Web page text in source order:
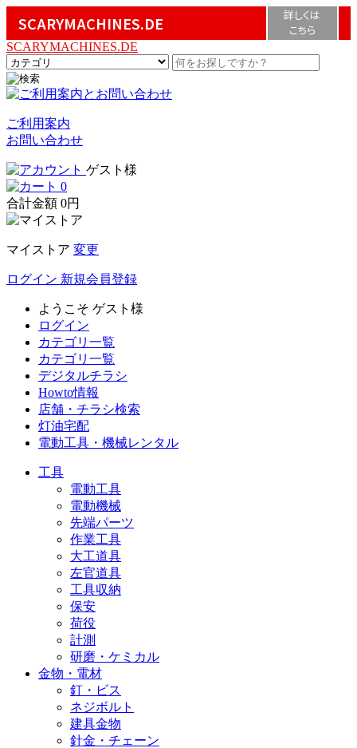
SCARYMACHINES.DE
詳しくは
こちら
SCARYMACHINES.DE
ご利用案内
お問い合わせ
ゲスト様
0
合計金額 0円
マイストア 変更
ログイン 新規会員登録
ようこそ ゲスト様
ログイン
カテゴリ一覧
カテゴリ一覧
デジタルチラシ
Howto情報
店舗・チラシ検索
灯油宅配
電動工具・機械レンタル
工具
電動工具
電動機械
先端パーツ
作業工具
大工道具
左官道具
工具収納
保安
荷役
計測
研磨・ケミカル
金物・電材
釘・ビス
ネジボルト
建具金物
針金・チェーン